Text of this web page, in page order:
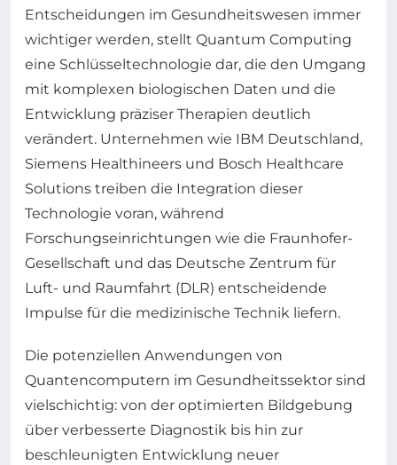
Entscheidungen im Gesundheitswesen immer
wichtiger werden, stellt Quantum Computing
eine Schlüsseltechnologie dar, die den Umgang
mit komplexen biologischen Daten und die
Entwicklung präziser Therapien deutlich
verändert. Unternehmen wie IBM Deutschland,
Siemens Healthineers und Bosch Healthcare
Solutions treiben die Integration dieser
Technologie voran, während
Forschungseinrichtungen wie die Fraunhofer-
Gesellschaft und das Deutsche Zentrum für
Luft- und Raumfahrt (DLR) entscheidende
Impulse für die medizinische Technik liefern.
Die potenziellen Anwendungen von
Quantencomputern im Gesundheitssektor sind
vielschichtig: von der optimierten Bildgebung
über verbesserte Diagnostik bis hin zur
beschleunigten Entwicklung neuer